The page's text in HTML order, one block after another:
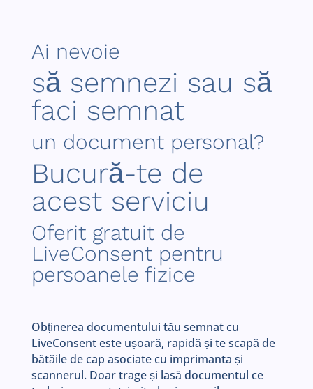
Ai nevoie
să semnezi sau să
faci semnat
un document personal?
Bucură-te de
acest serviciu
Oferit gratuit de
LiveConsent pentru
persoanele fizice
Obținerea documentului tău semnat cu
LiveConsent este ușoară, rapidă și te scapă de
bătăile de cap asociate cu imprimanta și
scannerul. Doar trage și lasă documentul ce